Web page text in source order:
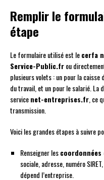
Remplir le
étape
Le formulaire utilisé est lecerfa
Service-Public.frou
plusieurs volets : un pour la caisse
du travail, et un pour le salarié. La
servicenet-entreprises.fr , ce
transmission.
Voici les grandes étapes à suivre
Renseigner lescoordonnées
sociale, adresse, numéro
dépend l’entreprise.